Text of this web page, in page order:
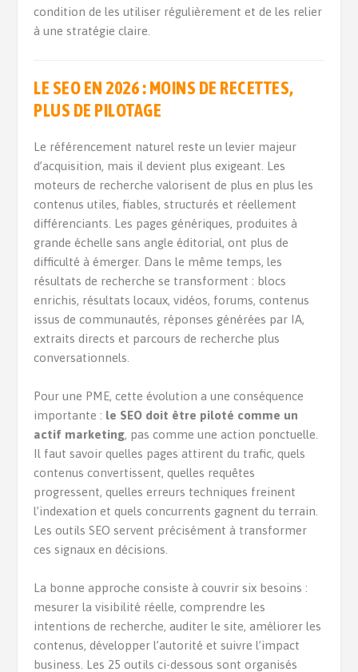
condition de les utiliser régulièrement et de les relier
à une stratégie claire.
LE SEO EN 2026 : MOINS DE RECETTES,
PLUS DE PILOTAGE
Le référencement naturel reste un levier majeur
d’acquisition, mais il devient plus exigeant. Les
moteurs de recherche valorisent de plus en plus les
contenus utiles, fiables, structurés et réellement
différenciants. Les pages génériques, produites à
grande échelle sans angle éditorial, ont plus de
difficulté à émerger. Dans le même temps, les
résultats de recherche se transforment : blocs
enrichis, résultats locaux, vidéos, forums, contenus
issus de communautés, réponses générées par IA,
extraits directs et parcours de recherche plus
conversationnels.
Pour une PME, cette évolution a une conséquence
importante : le SEO doit être piloté comme un
actif marketing, pas comme une action ponctuelle.
Il faut savoir quelles pages attirent du trafic, quels
contenus convertissent, quelles requêtes
progressent, quelles erreurs techniques freinent
l’indexation et quels concurrents gagnent du terrain.
Les outils SEO servent précisément à transformer
ces signaux en décisions.
La bonne approche consiste à couvrir six besoins :
mesurer la visibilité réelle, comprendre les
intentions de recherche, auditer le site, améliorer les
contenus, développer l’autorité et suivre l’impact
business. Les 25 outils ci-dessous sont organisés